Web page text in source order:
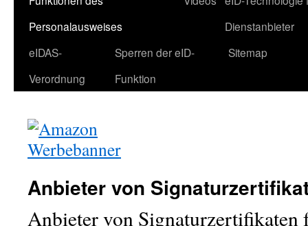
Personalausweises
Dienstanbieter
eIDAS-
Verordnung
Sperren der eID-
Funktion
Sitemap
Anbieter von
Anbieter von Signaturzertifikaten